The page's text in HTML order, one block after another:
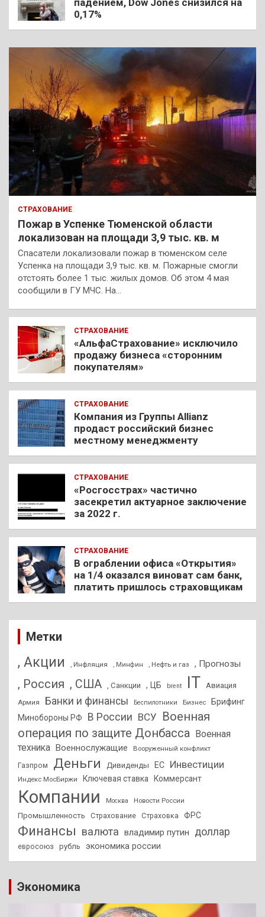
падением, Dow Jones снизился на
0,17%
СТРАХОВАНИЕ
Пожар в Успенке Тюменской области
локализован на площади 3,9 тыс. кв. м
Спасатели локализовали пожар в тюменском селе
Успенка на площади 3,9 тыс. кв. м. Пожарные смогли
отстоять более 1 тыс. жилых домов. Об этом 4 мая
сообщили в ГУ МЧС. На…
СТРАХОВАНИЕ
«АльфаСтрахование» исключило
продажу бизнеса «сторонним
покупателям»
СТРАХОВАНИЕ
Компания из Группы Allianz
продаст российский бизнес
местному менеджменту
СТРАХОВАНИЕ
«Росгосстрах» частично
засекретил актуарное заключение
за 2022 г.
СТРАХОВАНИЕ
В ограблении офиса «Открытия»
на 1/4 оказался виноват сам банк,
платить пришлось страховщикам
Метки
, Акции , Инфляция , Минфин , Нефть и газ , Прогнозы
, Россия , США , Санкции , ЦБ brent IT Авиация
Армия Банки и финансы Беспилотники Бизнес
Брифинг
Минобороны РФ
В России ВСУ Военная
операция по защите Донбасса
Военная
техника Военнослужащие Вооруженный конфликт
Газпром Деньги Дивиденды ЕС Инвестиции
Индекс МосБиржи Ключевая ставка Коммерсант
Компании Москва Новости России
Промышленность Страхование Страховка ФРС
Финансы валюта владимир путин доллар
евросоюз рубль экономика россии
Экономика